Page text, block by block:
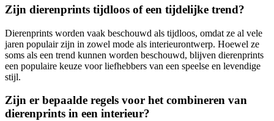
Zijn dierenprints tijdloos of een tijdelijke trend?
Dierenprints worden vaak beschouwd als tijdloos, omdat ze al vele
jaren populair zijn in zowel mode als interieurontwerp. Hoewel ze
soms als een trend kunnen worden beschouwd, blijven dierenprints
een populaire keuze voor liefhebbers van een speelse en levendige
stijl.
Zijn er bepaalde regels voor het combineren van
dierenprints in een interieur?